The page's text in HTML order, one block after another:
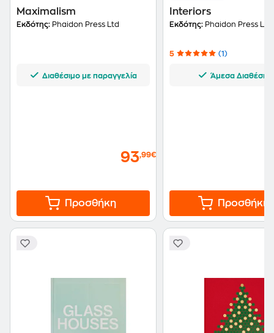
Maximalism
Εκδότης: Phaidon Press Ltd
Διαθέσιμο με παραγγελία
93,99€
Προσθήκη
Interiors
Εκδότης: Phaidon Press Ltd
5 (1)
Άμεσα Διαθέσιμο
Προσθήκη